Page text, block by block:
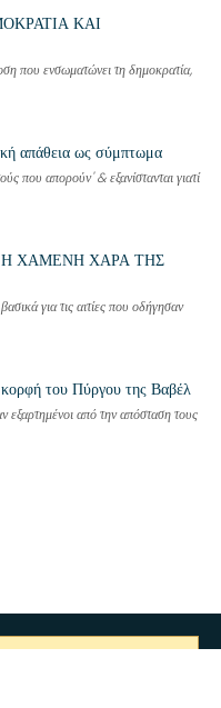
ΚΑΙ
που ενσωματώνει τη δημοκρατία,
απάθεια ως σύμπτωμα
που απορούν' & εξανίστανται γιατί
Η ΧΑΜΕΝΗ ΧΑΡΑ ΤΗΣ
για τις αιτίες που οδήγησαν
του Πύργου της Βαβέλ
εξαρτημένοι από την απόσταση τους